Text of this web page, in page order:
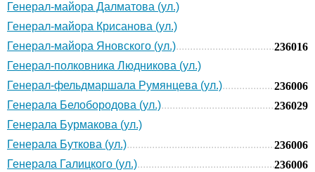
Генерал-майора Далматова (ул.)
Генерал-майора Крисанова (ул.)
Генерал-майора Яновского (ул.)
236016
Генерал-полковника Людникова (ул.)
Генерал-фельдмаршала Румянцева (ул.)
236006
Генерала Белобородова (ул.)
236029
Генерала Бурмакова (ул.)
Генерала Буткова (ул.)
236006
Генерала Галицкого (ул.)
236006